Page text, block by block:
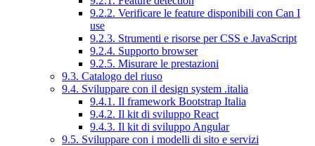
9.2.2. Verificare le feature disponibili con Can I
use
9.2.3. Strumenti e risorse per CSS e JavaScript
9.2.4. Supporto browser
9.2.5. Misurare le prestazioni
9.3. Catalogo del riuso
9.4. Sviluppare con il design system .italia
9.4.1. Il framework Bootstrap Italia
9.4.2. Il kit di sviluppo React
9.4.3. Il kit di sviluppo Angular
9.5. Sviluppare con i modelli di sito e servizi